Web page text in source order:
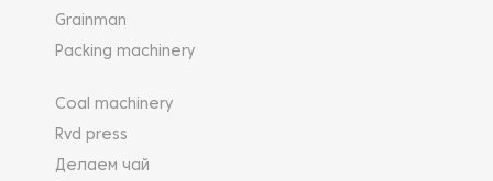
Grainman
Packing machinery
Coal machinery
Rvd press
Делаем чай